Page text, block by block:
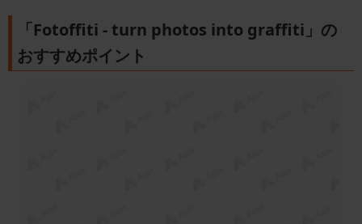
「Fotoffiti - turn photos into graffiti」の
おすすめポイント